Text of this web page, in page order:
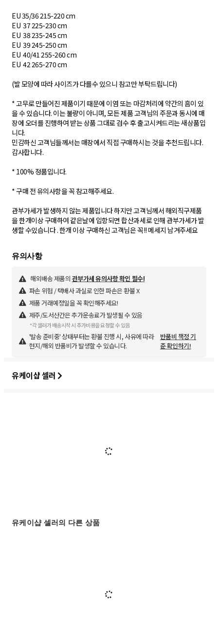
EU 35/36 215-220 cm
EU ​ 37 225-230 cm​
EU ​ 38 235-245 cm​
EU ​ 39 245-250 cm​
EU ​ 40/41 255-260 cm​
EU ​ 42 265-270 cm
(발 모양에 따라 사이즈가 다를수 있으니 참고만 부탁드립니다)
* 고무로 만들어진 제품이기 때문에 이염 또는 마감처리에 약간의 흠이 있
을 수 있습니다. 이는 불량이 아니며, 모든 제품 고객님의 주문과 동시에 매
장에 오더를 진행하여 받는 상품 그대로 검수 후 출고시켜드리는 새상품입
니다.
민감하신 고객님들께서는 매장에서 직접 구매하시는 것을 추천드립니다.
감사합니다.
* 100% 정품입니다.
* 구매 전 유의사항을 꼭 참고해주세요.
관부가세가 발생하지 않는 제품입니다 하지만 고객님께서 해외직구제품
을 한개이상 구매하여 같은날에 입항되면 합산과세로 인해 관부가세가 발
생할 수있습니다 . 한개 이상 구매하신 고객님은 꼭!! 메세지 남겨주세요
유의사항
해외배송 제품의 관부가세 유의사항 확인 필수!
파손 위험 / 택배사 과실로 인한 파손은 환불 X
제품 거래예정일을 꼭 확인해주세요!
제주/도서산간은 추가운송료가 발생될 수 있음
*각 셀러가 배송시작 시 추가비용을 요청할 수 있음
'발송 준비중' 상태부터는 환불 진행 시, 사유에 따라
현지/해외 반품비가 발생할 수 있습니다.
반품비 책정 기
준 확인하기!
유케이샵 셀러
유케이샵 셀러의 다른 상품